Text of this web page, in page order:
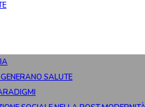
SALUTE